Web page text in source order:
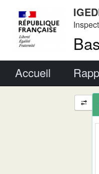
Accueil
et